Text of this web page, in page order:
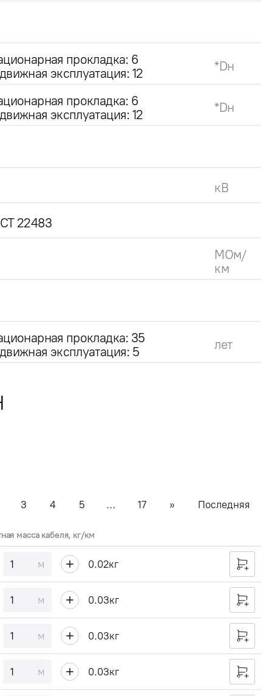
прокладка: 6
эксплуатация: 12
*Dн
прокладка: 6
эксплуатация: 12
*Dн
кВ
22483
МОм/
км
прокладка: 35
эксплуатация: 5
лет
3 4 5 … 17 » Последняя
масса кабеля, кг/км
м 0.02кг
м 0.03кг
м 0.03кг
м 0.03кг